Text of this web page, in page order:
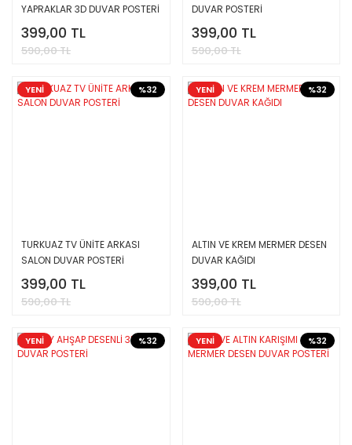
YAPRAKLAR 3D DUVAR POSTERİ
399,00 TL
590,00 TL
DUVAR POSTERİ
399,00 TL
590,00 TL
%32
YENİ
TURKUAZ TV ÜNİTE ARKASI
SALON DUVAR POSTERİ
399,00 TL
590,00 TL
%32
YENİ
ALTIN VE KREM MERMER DESEN
DUVAR KAĞIDI
399,00 TL
590,00 TL
%32
YENİ %32
YENİ